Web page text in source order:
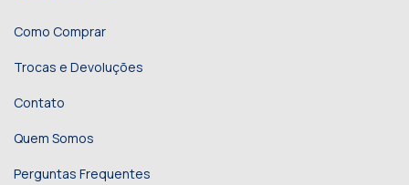
Como Comprar
Trocas e Devoluções
Contato
Quem Somos
Perguntas Frequentes